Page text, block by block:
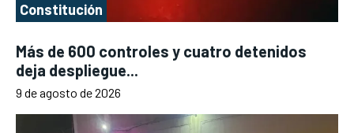
Constitución
Más de 600 controles y cuatro detenidos
deja despliegue...
9 de agosto de 2026